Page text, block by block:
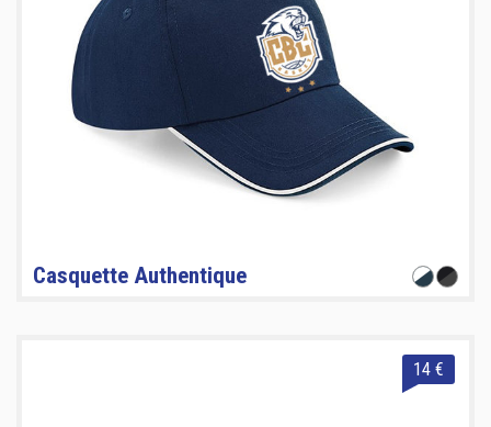
Casquette Authentique
14 €